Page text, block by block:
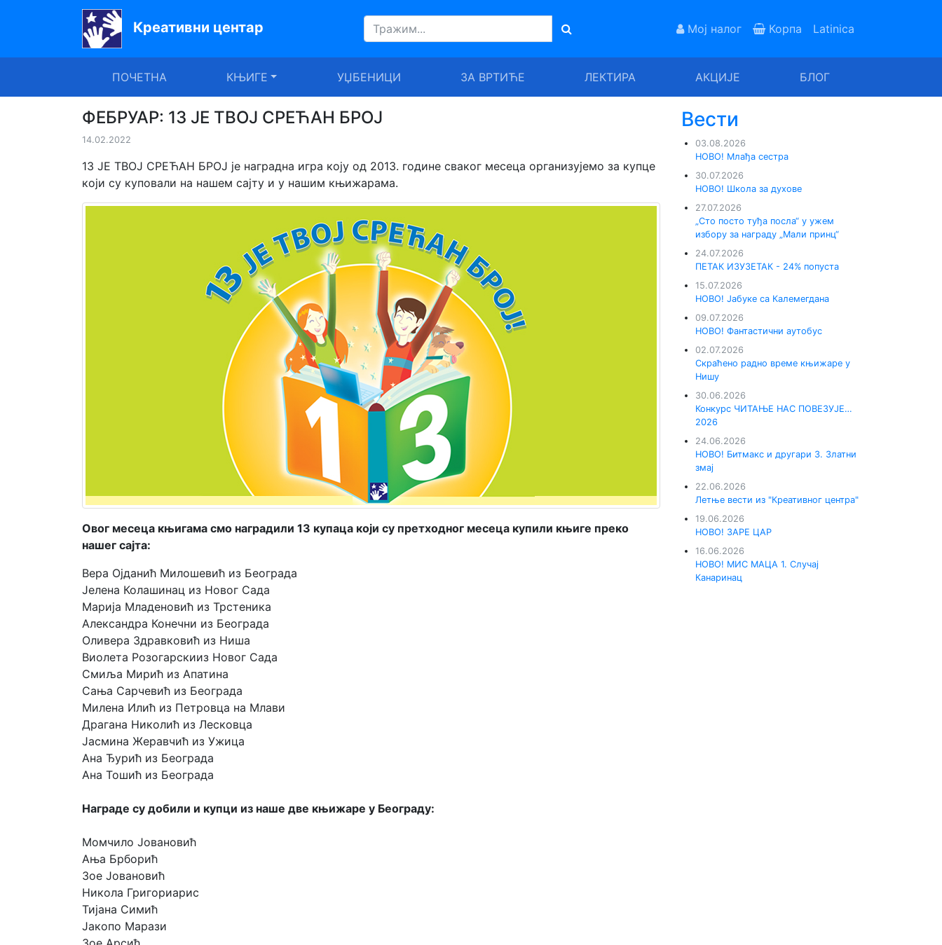
Креативни центар Мој налог Корпа Latinica
ПОЧЕТНА КЊИГЕ УЏБЕНИЦИ ЗА ВРТИЋЕ ЛЕКТИРА АКЦИЈЕ БЛОГ
Почетна
УџбенициФЕБРУАР: 13 ЈЕ ТВОЈ СРЕЋАН БРОЈ
14.02.2022
13 ЈЕ ТВОЈ СРЕЋАН БРОЈ је наградна игра коју од 2013. године сваког месеца организујемо за купце
који су куповали на нашем сајту и у нашим књижарама.
Овог месеца књигама смо наградили 13 купаца који су претходног месеца купили књиге преко
нашег сајта:
Вера Ојданић Милошевић из Београда
Јелена Колашинац из Новог Сада
Марија Младеновић из Трстеника
Александра Конечни из Београда
Оливера Здравковић из Ниша
Виолета Розогарскииз Новог Сада
Смиља Мирић из Апатина
Сања Сарчевић из Београда
Милена Илић из Петровца на Млави
Драгана Николић из Лесковца
Јасмина Жеравчић из Ужица
Ана Ђурић из Београда
Ана Тошић из Београда
Награде су добили и купци из наше две књижаре у Београду:
Момчило Јовановић
Ања Брборић
Зое Јовановић
Никола Григориарис
Тијана Симић
Јакопо Марази
Вести
03.08.2026
НОВО! Млађа сестра
30.07.2026
НОВО! Школа за духове
27.07.2026
„Сто посто туђа посла“ у ужем
избору за награду „Мали принц“
24.07.2026
ПЕТАК ИЗУЗЕТАК - 24% попуста
15.07.2026
НОВО! Јабуке са Калемегдана
09.07.2026
НОВО! Фантастични аутобус
02.07.2026
Скраћено радно време књижаре у
Нишу
30.06.2026
Конкурс ЧИТАЊЕ НАС ПОВЕЗУЈЕ…
2026
24.06.2026
НОВО! Битмакс и другари 3. Златни
змај
22.06.2026
Летње вести из "Креативног центра"
19.06.2026
НОВО! ЗАРЕ ЦАР
16.06.2026
НОВО! МИС МАЦА 1. Случај
Канаринац